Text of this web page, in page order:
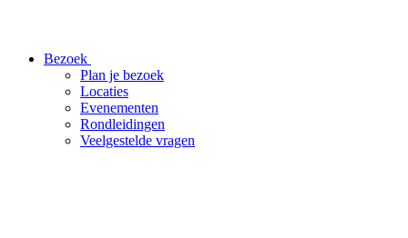
Bezoek
Plan je bezoek
Locaties
Evenementen
Rondleidingen
Veelgestelde vragen